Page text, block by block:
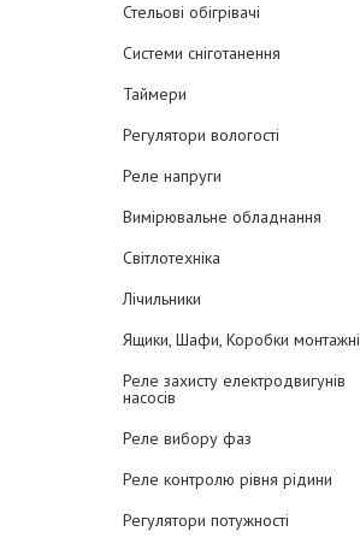
Стельові обігрівачі
Системи сніготанення
Таймери
Регулятори вологості
Реле напруги
Вимірювальне обладнання
Світлотехніка
Лічильники
Ящики, Шафи, Коробки монтажні
Реле захисту електродвигунів
насосів
Реле вибору фаз
Реле контролю рівня рідини
Регулятори потужності